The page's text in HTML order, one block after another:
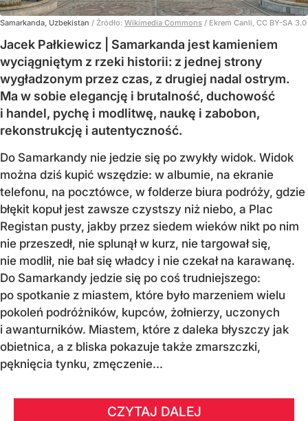
Samarkanda, Uzbekistan / Źródło: Wikimedia Commons / Ekrem Canli, CC BY-SA 3.0
Jacek Pałkiewicz | Samarkanda jest kamieniem
wyciągniętym z rzeki historii: z jednej strony
wygładzonym przez czas, z drugiej nadal ostrym.
Ma w sobie elegancję i brutalność, duchowość
i handel, pychę i modlitwę, naukę i zabobon,
rekonstrukcję i autentyczność.
Do Samarkandy nie jedzie się po zwykły widok. Widok
można dziś kupić wszędzie: w albumie, na ekranie
telefonu, na pocztówce, w folderze biura podróży, gdzie
błękit kopuł jest zawsze czystszy niż niebo, a Plac
Registan pusty, jakby przez siedem wieków nikt po nim
nie przeszedł, nie splunął w kurz, nie targował się,
nie modlił, nie bał się władcy i nie czekał na karawanę.
Do Samarkandy jedzie się po coś trudniejszego:
po spotkanie z miastem, które było marzeniem wielu
pokoleń podróżników, kupców, żołnierzy, uczonych
i awanturników. Miastem, które z daleka błyszczy jak
obietnica, a z bliska pokazuje także zmarszczki,
pęknięcia tynku, zmęczenie...
CZYTAJ DALEJ